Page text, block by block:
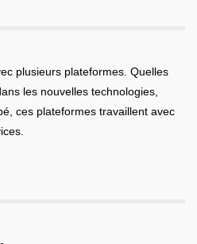
plusieurs plateformes. Quelles
les nouvelles technologies,
, ces plateformes travaillent avec